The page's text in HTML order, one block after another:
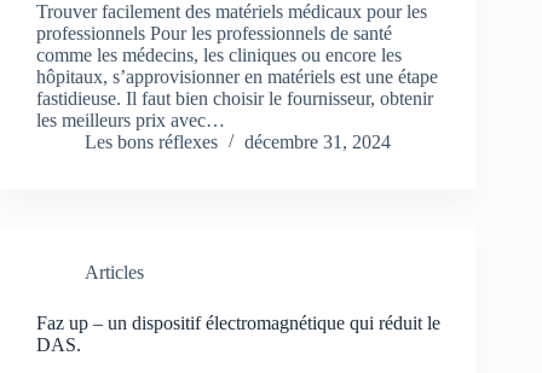
Trouver facilement des matériels médicaux pour les
professionnels Pour les professionnels de santé
comme les médecins, les cliniques ou encore les
hôpitaux, s’approvisionner en matériels est une étape
fastidieuse. Il faut bien choisir le fournisseur, obtenir
les meilleurs prix avec…
Les bons réflexes
décembre 31, 2024
Articles
Faz up – un dispositif électromagnétique qui réduit le
DAS.